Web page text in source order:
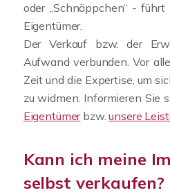
oder „Schnäppchen“ -
Eigentümer.
Der Verkauf bzw. der
Aufwand verbunden. Vor
Zeit und die Expertise, um
zu widmen. Informieren Sie
Eigentümerbzw.unsere
Kann ich meine
selbst verkaufen?